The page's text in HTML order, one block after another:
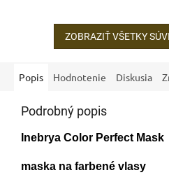
ZOBRAZIŤ VŠETKY
Popis Hodnotenie Diskusia
Podrobný popis
Inebrya Color Perfect Mask
maska ​​na farbené vlasy